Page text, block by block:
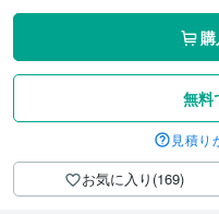
無料
見積り
お気に入り(169)